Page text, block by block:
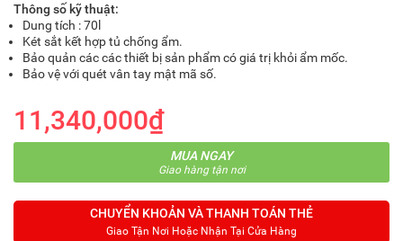
Thông số kỹ thuật:
Dung tích : 70l
Két sắt kết hợp tủ chống ẩm.
Bảo quản các các thiết bị sản phẩm có giá trị khỏi ẩm mốc.
Bảo vệ với quét vân tay mật mã số.
11,340,000₫
MUA NGAY
Giao hàng tận nơi
CHUYỂN KHOẢN VÀ THANH TOÁN THẺ
Giao Tận Nơi Hoặc Nhận Tại Cửa Hàng